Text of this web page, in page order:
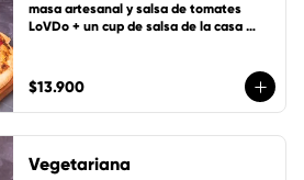
masa artesanal y salsa de tomates
LoVDo + un cup de salsa de la casa
$13.900
Vegetariana